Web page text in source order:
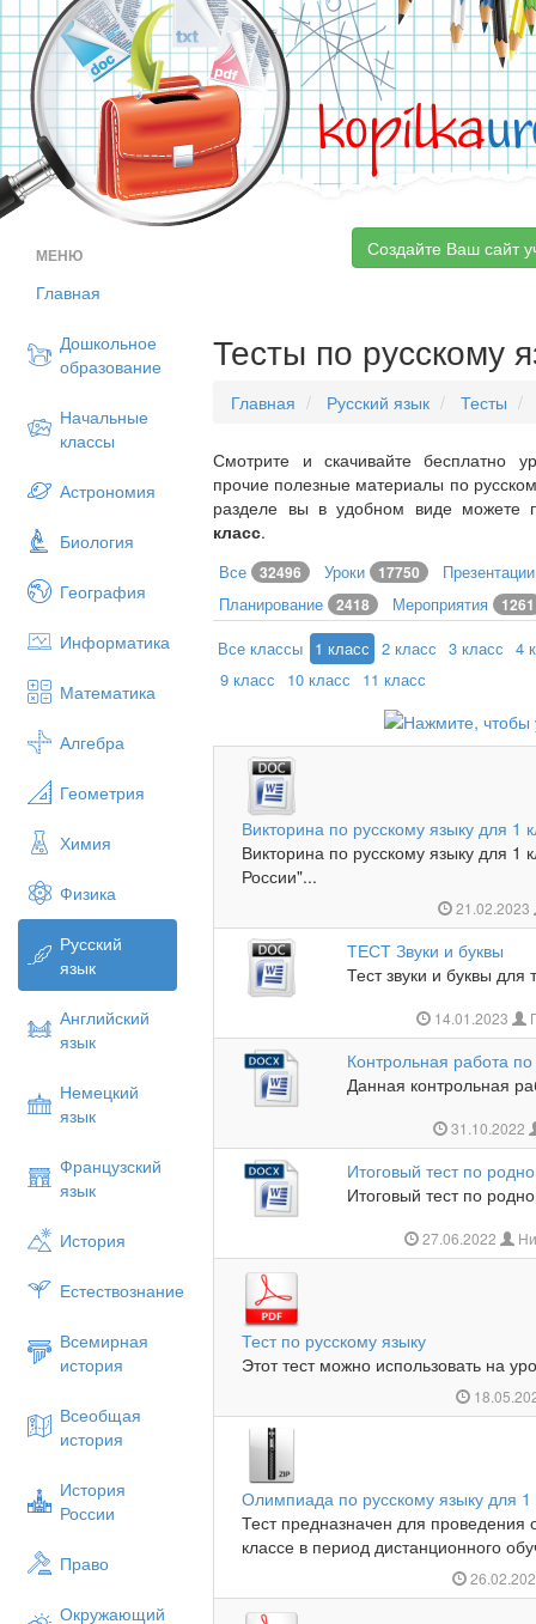
kopilka
МЕНЮ
Главная
Дошкольное
образование
Начальные
классы
Астрономия
Биология
География
Информатика
Математика
Алгебра
Геометрия
Химия
Физика
Русский
язык
Английский
язык
Немецкий
язык
Французский
язык
История
Естествознание
Всемирная
история
Всеобщая
история
История
России
Право
Окружающий
Создайте Ваш сайт
Тесты по русскому
Главная Русский язык Тесты
Смотрите и скачивайте бесплатно
прочие полезные материалы по
разделе вы в удобном виде можете
класс.
Все 32496 Уроки 17750
Планирование 2418 Мероприятия 1261
Все классы 1 класс 2 класс 3 класс 4
9 класс
10 класс 11 класс
Викторина по русскому языку для 1
Викторина по русскому языку для
России"...
21.02.2023
ТЕСТ Звуки и буквы
Тест звуки и буквы для
14.01.2023
Контрольная работа
Данная контрольная
31.10.2022
Итоговый тест по
Итоговый тест по
27.06.2022
Тест по русскому языку
Этот тест можно использовать на
Олимпиада по русскому языку для 1
Тест предназначен для
классе в период дистанционного